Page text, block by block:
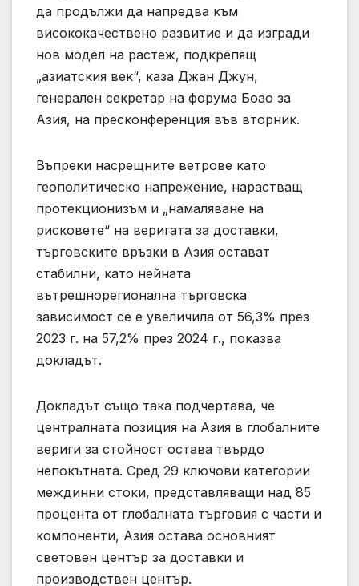
да продължи да напредва към
висококачествено развитие и да изгради
нов модел на растеж, подкрепящ
„азиатския век“, каза Джан Джун,
генерален секретар на форума Боао за
Азия, на пресконференция във вторник.
Въпреки насрещните ветрове като
геополитическо напрежение, нарастващ
протекционизъм и „намаляване на
рисковете“ на веригата за доставки,
търговските връзки в Азия остават
стабилни, като нейната
вътрешнорегионална търговска
зависимост се е увеличила от 56,3% през
2023 г. на 57,2% през 2024 г., показва
докладът.
Докладът също така подчертава, че
централната позиция на Азия в глобалните
вериги за стойност остава твърдо
непокътната. Сред 29 ключови категории
междинни стоки, представляващи над 85
процента от глобалната търговия с части и
компоненти, Азия остава основният
световен център за доставки и
производствен център.